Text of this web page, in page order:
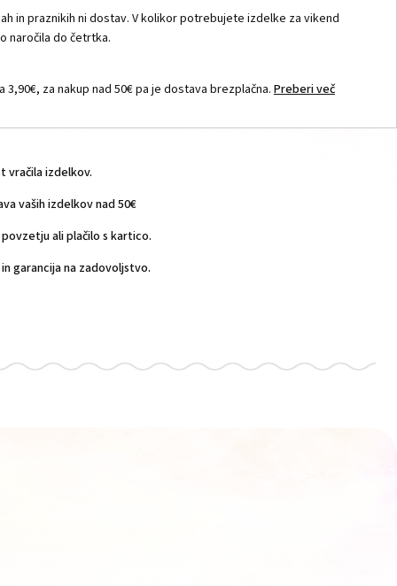
in praznikih ni dostav. V kolikor potrebujete izdelke za vikend
naročila do četrtka.
3,90€, za nakup nad 50€ pa je dostava brezplačna.Preberi več
vračila izdelkov.
vaših izdelkov nad 50€
ali plačilo s kartico.
garancija na zadovoljstvo.